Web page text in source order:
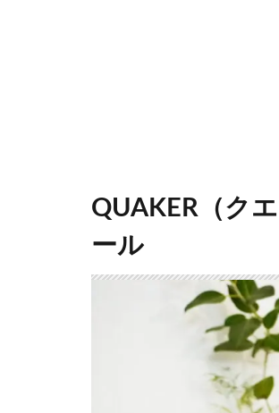
QUAKER（ク
ール